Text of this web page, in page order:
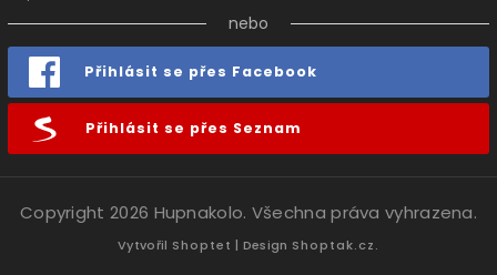
nebo
Přihlásit se přes Facebook
Přihlásit se přes Seznam
Copyright 2026 Hupnakolo. Všechna práva vyhrazena.
Vytvořil Shoptet | Design Shoptak.cz.